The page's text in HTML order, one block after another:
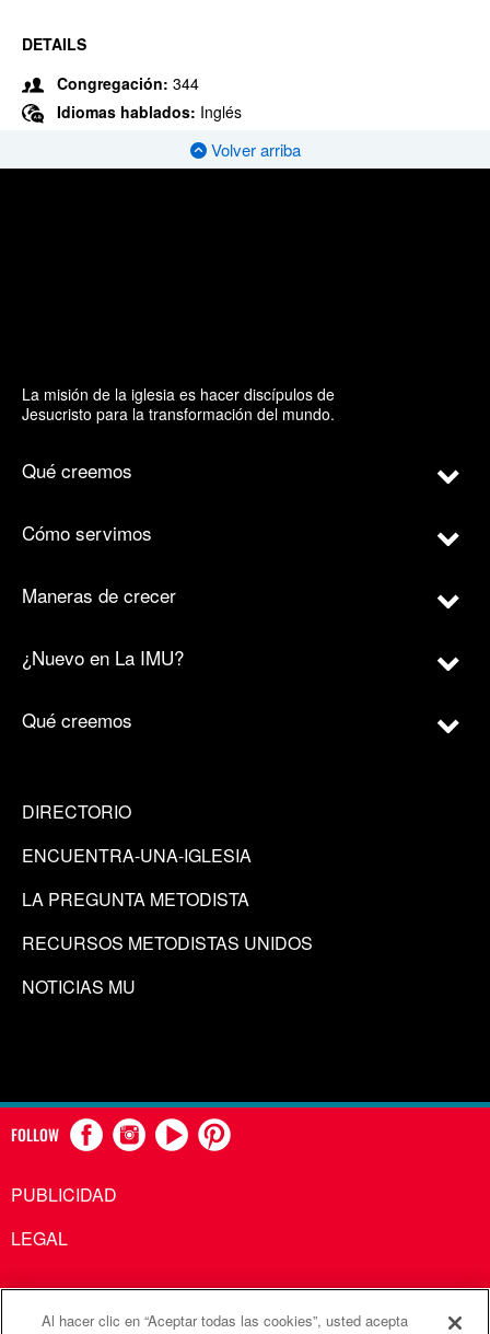
DETAILS
Congregación: 344
Idiomas hablados: Inglés
Volver arriba
La misión de la iglesia es hacer discípulos de
Jesucristo para la transformación del mundo.
Qué creemos
Cómo servimos
Maneras de crecer
¿Nuevo en La IMU?
Qué creemos
DIRECTORIO
ENCUENTRA-UNA-IGLESIA
LA PREGUNTA METODISTA
RECURSOS METODISTAS UNIDOS
NOTICIAS MU
FOLLOW
PUBLICIDAD
LEGAL
Al hacer clic en “Aceptar todas las cookies”, usted acepta